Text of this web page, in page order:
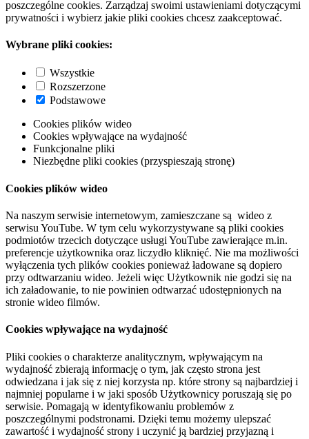
poszczególne cookies. Zarządzaj swoimi ustawieniami dotyczącymi
prywatności i wybierz jakie pliki cookies chcesz zaakceptować.
Wybrane pliki cookies:
Wszystkie
Rozszerzone
Podstawowe
Cookies plików wideo
Cookies wpływające na wydajność
Funkcjonalne pliki
Niezbędne pliki cookies (przyspieszają stronę)
Cookies plików wideo
Na naszym serwisie internetowym, zamieszczane są wideo z
serwisu YouTube. W tym celu wykorzystywane są pliki cookies
podmiotów trzecich dotyczące usługi YouTube zawierające m.in.
preferencje użytkownika oraz liczydło kliknięć. Nie ma możliwości
wyłączenia tych plików cookies ponieważ ładowane są dopiero
przy odtwarzaniu wideo. Jeżeli więc Użytkownik nie godzi się na
ich załadowanie, to nie powinien odtwarzać udostępnionych na
stronie wideo filmów.
Cookies wpływające na wydajność
Pliki cookies o charakterze analitycznym, wpływającym na
wydajność zbierają informację o tym, jak często strona jest
odwiedzana i jak się z niej korzysta np. które strony są najbardziej i
najmniej popularne i w jaki sposób Użytkownicy poruszają się po
serwisie. Pomagają w identyfikowaniu problemów z
poszczególnymi podstronami. Dzięki temu możemy ulepszać
zawartość i wydajność strony i uczynić ją bardziej przyjazną i